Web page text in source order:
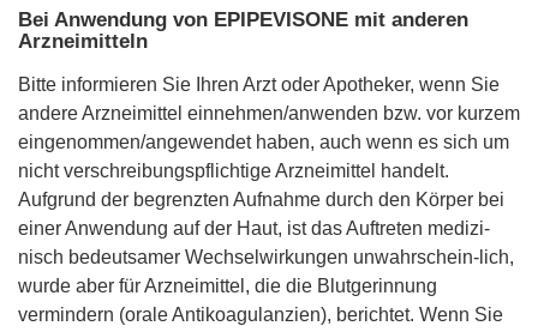
Bei Anwendung von EPIPEVISONE mit anderen
Arzneimitteln
Bitte informieren Sie Ihren Arzt oder Apotheker, wenn Sie
andere Arzneimittel einnehmen/anwenden bzw. vor kurzem
eingenommen/angewendet haben, auch wenn es sich um
nicht verschreibungspflichtige Arzneimittel handelt.
Aufgrund der begrenzten Aufnahme durch den Körper bei
einer Anwendung auf der Haut, ist das Auftreten medizi-
nisch bedeutsamer Wechselwirkungen unwahrschein-lich,
wurde aber für Arzneimittel, die die Blutgerinnung
vermindern (orale Antikoagulanzien), berichtet. Wenn Sie